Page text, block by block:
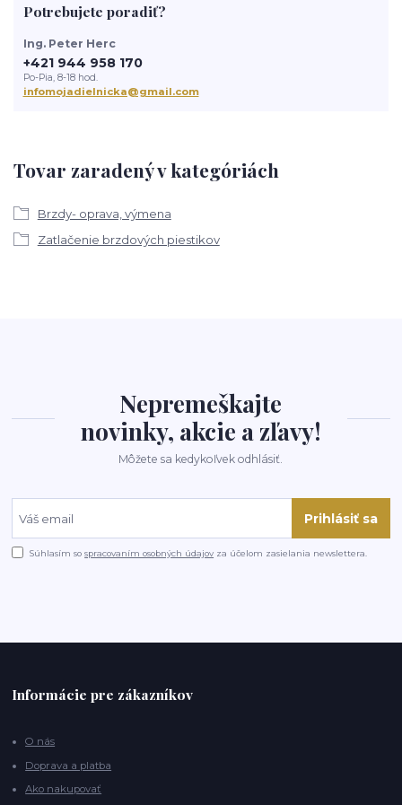
Tovar zaradený v kategóriách
Brzdy- oprava, výmena
Zatlačenie brzdových piestikov
Potrebujete poradiť?
Ing. Peter Herc
+421 944 958 170
Po-Pia, 8-18 hod.
infomojadielnicka@gmail.com
Nepremeškajte
novinky, akcie a zľavy!
Môžete sa kedykoľvek odhlásiť.
Prihlásiť sa
Súhlasím sospracovaním osobných údajov za účelom zasielania newslettera.
Informácie pre zákazníkov
O nás
Doprava a platba
Ako nakupovať